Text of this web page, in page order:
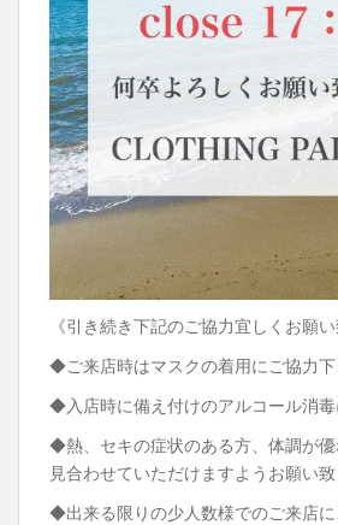
《引き続き下記のご協力宜しくお願い
◆ご来店時はマスクの着用にご協力下
◆入店時に備え付けのアルコール消毒
◆熱、セキの症状のある方、体調が
見合わせていただけますようお願い致
◆出来る限りの少人数様でのご来店に